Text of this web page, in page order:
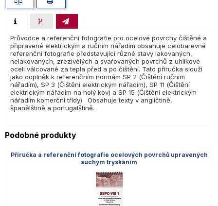
Průvodce a referenční fotografie pro ocelové povrchy čištěné a
připravené elektrickým a ručním nářadím obsahuje celobarevné
referenční fotografie představující různé stavy lakovaných,
nelakovaných, zrezivělých a svařovaných povrchů z uhlíkové
oceli válcované za tepla před a po čištění. Tato příručka slouží
jako doplněk k referenčním normám SP 2 (Čištění ručním
nářadím), SP 3 (Čištění elektrickým nářadím), SP 11 (Čištění
elektrickým nářadím na holý kov) a SP 15 (Čištění elektrickým
nářadím komerční třídy). Obsahuje texty v angličtině,
španělštině a portugalštině.
Podobné produkty
Příručka a referenční fotografie ocelových povrchů upravených
suchým tryskáním